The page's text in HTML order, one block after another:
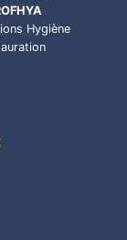
Hygiène